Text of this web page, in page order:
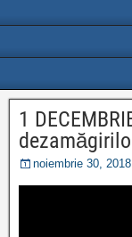
1
noiembrie 30, 2018